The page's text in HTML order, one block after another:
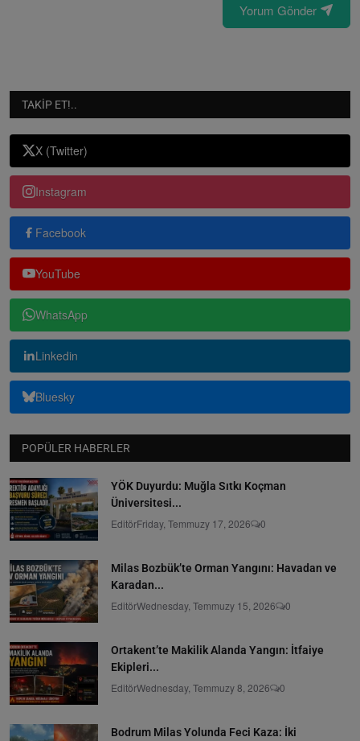
Yorum Gönder
TAKIP ET!..
X (Twitter)
Instagram
Facebook
YouTube
WhatsApp
Linkedin
Bluesky
POPÜLER HABERLER
YÖK Duyurdu: Muğla Sıtkı Koçman
Üniversitesi...
EditörFriday, Temmuzy 17, 2026 0
Milas Bozbük’te Orman Yangını: Havadan ve
Karadan...
EditörWednesday, Temmuzy 15, 2026 0
Ortakent’te Makilik Alanda Yangın: İtfaiye
Ekipleri...
EditörWednesday, Temmuzy 8, 2026 0
Bodrum Milas Yolunda Feci Kaza: İki